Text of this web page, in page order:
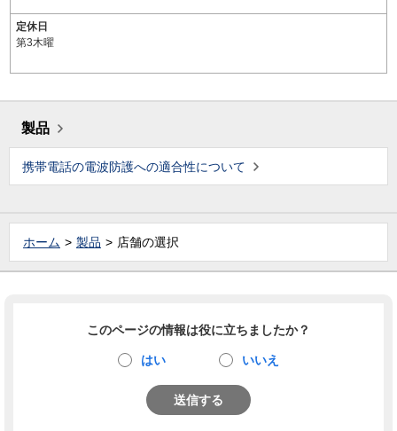
定休日
第3木曜
製品
携帯電話の電波防護への適合性について
ホーム 製品 店舗の選択
このページの情報は役に立ちましたか？
はい いいえ
送信する